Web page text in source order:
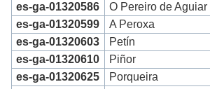
es-ga-01320586
O Pereiro de Aguiar
es-ga-01320599
A Peroxa
es-ga-01320603
Petín
es-ga-01320610
Piñor
es-ga-01320625
Porqueira